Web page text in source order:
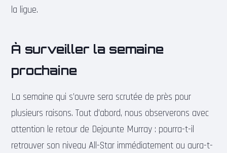
la ligue.
À surveiller la semaine
prochaine
La semaine qui s’ouvre sera scrutée de près pour
plusieurs raisons. Tout d’abord, nous observerons avec
attention le retour de Dejounte Murray : pourra-t-il
retrouver son niveau All-Star immédiatement ou aura-t-